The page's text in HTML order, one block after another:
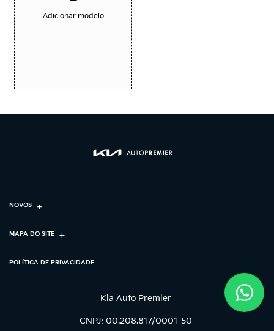
Adicionar modelo
NOVOS
MAPA DO SITE
POLÍTICA DE PRIVACIDADE
Kia Auto Premier
CNPJ: 00.208.817/0001-50